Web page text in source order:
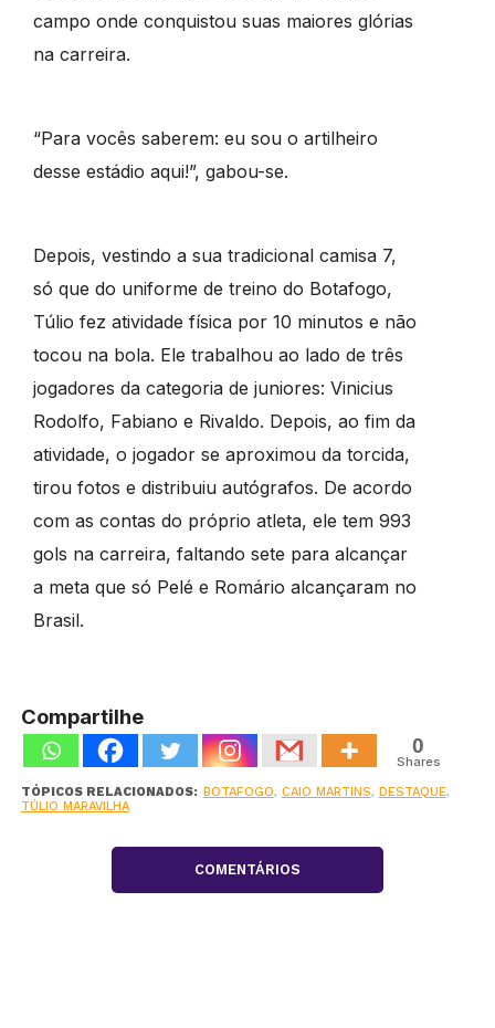
campo onde conquistou suas maiores glórias
na carreira.
“Para vocês saberem: eu sou o artilheiro
desse estádio aqui!”, gabou-se.
Depois, vestindo a sua tradicional camisa 7,
só que do uniforme de treino do Botafogo,
Túlio fez atividade física por 10 minutos e não
tocou na bola. Ele trabalhou ao lado de três
jogadores da categoria de juniores: Vinicius
Rodolfo, Fabiano e Rivaldo. Depois, ao fim da
atividade, o jogador se aproximou da torcida,
tirou fotos e distribuiu autógrafos. De acordo
com as contas do próprio atleta, ele tem 993
gols na carreira, faltando sete para alcançar
a meta que só Pelé e Romário alcançaram no
Brasil.
Compartilhe
0
Shares
TÓPICOS RELACIONADOS: BOTAFOGO, CAIO MARTINS, DESTAQUE,
TÚLIO MARAVILHA
COMENTÁRIOS